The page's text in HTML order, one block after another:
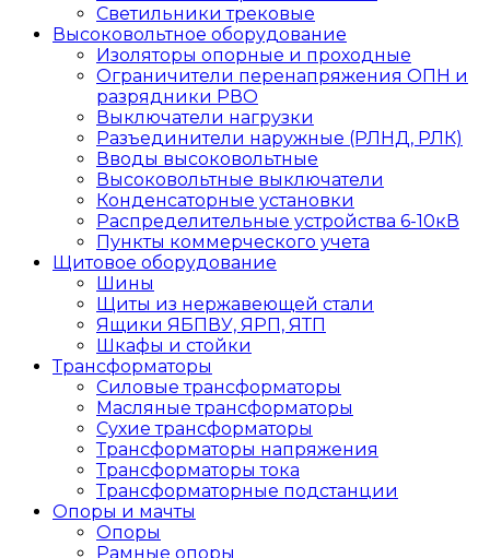
Светильники трековые
Высоковольтное оборудование
Изоляторы опорные и проходные
Ограничители перенапряжения ОПН и
разрядники РВО
Выключатели нагрузки
Разъединители наружные (РЛНД, РЛК)
Вводы высоковольтные
Высоковольтные выключатели
Конденсаторные установки
Распределительные устройства 6-10кВ
Пункты коммерческого учета
Щитовое оборудование
Шины
Щиты из нержавеющей стали
Ящики ЯБПВУ, ЯРП, ЯТП
Шкафы и стойки
Трансформаторы
Силовые трансформаторы
Масляные трансформаторы
Сухие трансформаторы
Трансформаторы напряжения
Трансформаторы тока
Трансформаторные подстанции
Опоры и мачты
Опоры
Рамные опоры